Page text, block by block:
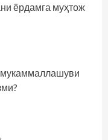
ёрдамга муҳтож